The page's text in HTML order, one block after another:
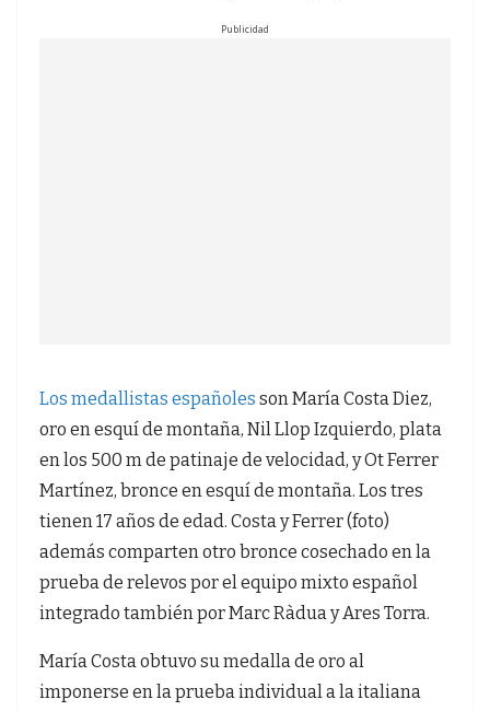
Publicidad
Los medallistas españoles son María Costa Diez,
oro en esquí de montaña, Nil Llop Izquierdo, plata
en los 500 m de patinaje de velocidad, y Ot Ferrer
Martínez, bronce en esquí de montaña. Los tres
tienen 17 años de edad. Costa y Ferrer (foto)
además comparten otro bronce cosechado en la
prueba de relevos por el equipo mixto español
integrado también por Marc Ràdua y Ares Torra.
María Costa obtuvo su medalla de oro al
imponerse en la prueba individual a la italiana